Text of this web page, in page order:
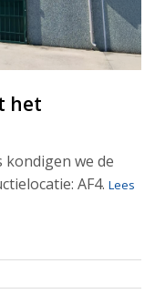
het
we de
AF4. Lees